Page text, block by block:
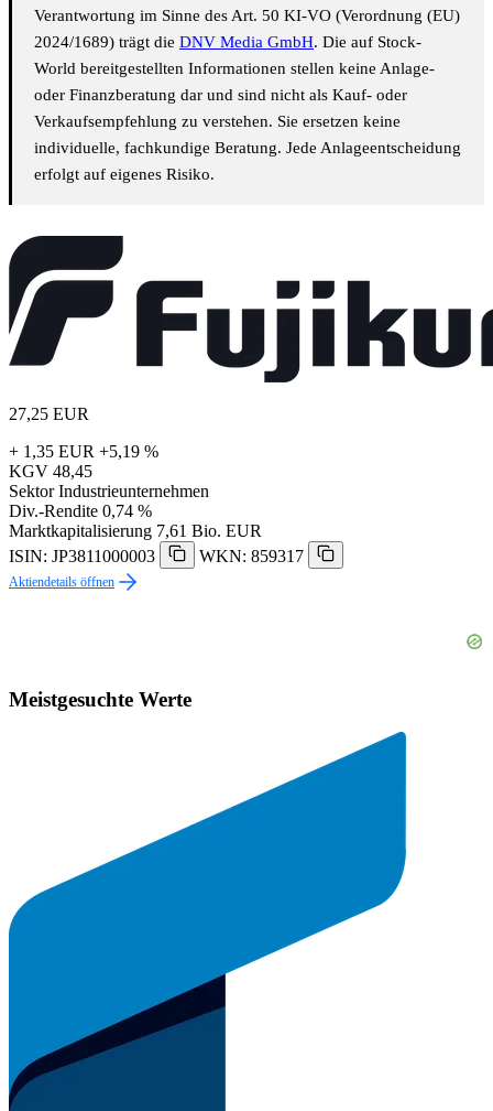
Verantwortung im Sinne des Art. 50 KI-VO (Verordnung (EU)
2024/1689) trägt die DNV Media GmbH. Die auf Stock-
World bereitgestellten Informationen stellen keine Anlage-
oder Finanzberatung dar und sind nicht als Kauf- oder
Verkaufsempfehlung zu verstehen. Sie ersetzen keine
individuelle, fachkundige Beratung. Jede Anlageentscheidung
erfolgt auf eigenes Risiko.
27,25 EUR
+ 1,35 EUR +5,19 %
KGV 48,45
Sektor Industrieunternehmen
Div.-Rendite 0,74 %
Marktkapitalisierung 7,61 Bio. EUR
ISIN: JP3811000003
WKN: 859317
Aktiendetails öffnen
Meistgesuchte Werte